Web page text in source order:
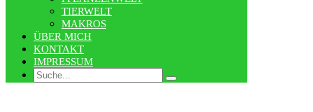
TIERWELT
MAKROS
ÜBER MICH
KONTAKT
IMPRESSUM
Search